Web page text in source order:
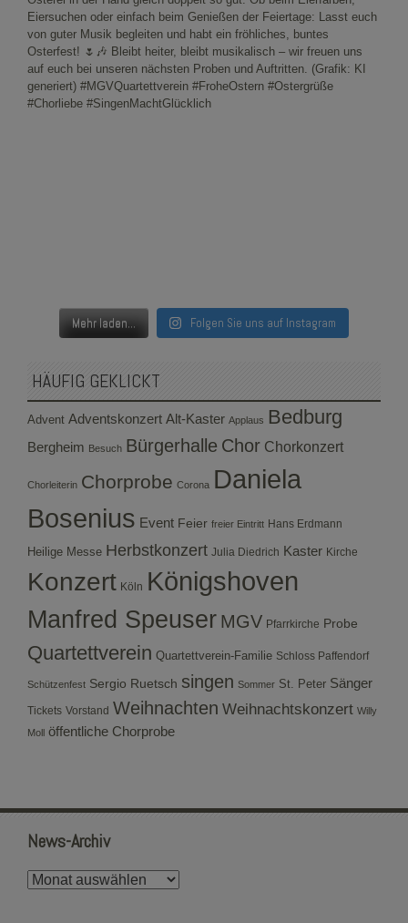
Mehr laden... Folgen Sie uns auf Instagram
HÄUFIG GEKLICKT
Advent Adventskonzert Alt-Kaster Applaus Bedburg
Bergheim Besuch Bürgerhalle Chor Chorkonzert
Chorleiterin Chorprobe Corona Daniela
Bosenius Event Feier freier Eintritt Hans Erdmann
Heilige Messe Herbstkonzert Julia Diedrich Kaster Kirche
Konzert Köln Königshoven
Manfred Speuser MGV Pfarrkirche Probe
Quartettverein Quartettverein-Familie Schloss Paffendorf
Schützenfest Sergio Ruetsch singen Sommer St. Peter Sänger
Tickets Vorstand Weihnachten Weihnachtskonzert Willy
Moll öffentliche Chorprobe
News-Archiv
News-